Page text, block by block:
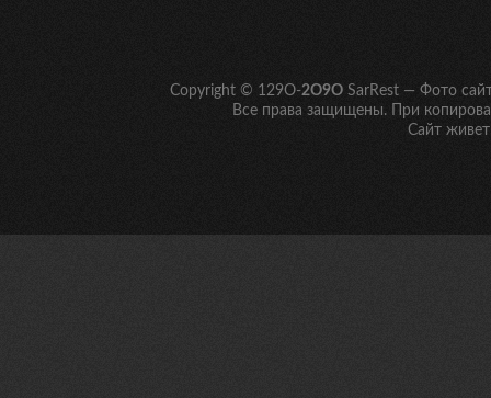
Copyright © 129O-2O9O SarRest — Фото
Все права защищены. При
Сайт живет